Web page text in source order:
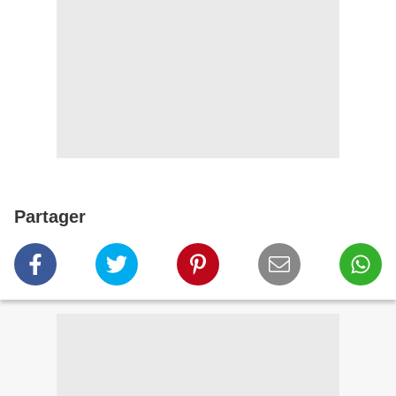
Partager